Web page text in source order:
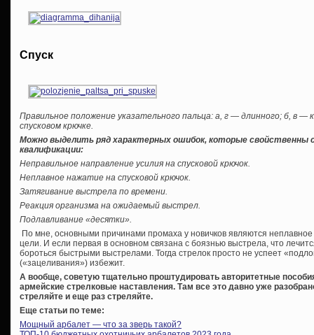
Спуск
Правильное положение указательного пальца: а, г — длинного; б, в
спусковом крючке.
Можно выделить ряд характерных ошибок, которые свойственны
квалификации:
Неправильное направление усилия на спусковой крючок.
Неплавное нажатие на спусковой крючок.
Затягивание выстрела по времени.
Реакция организма на ожидаемый выстрел.
Подлавливание «десятки».
По мне, основными причинами промаха у новичков являются
цели. И если первая в основном связана с боязнью выстрела, что
бороться быстрыми выстрелами. Тогда стрелок просто не успеет
(«зацеливания») избежит.
А вообще, советую тщательно проштудировать авторитетные
армейские стрелковые наставления. Там все это давно уже
стреляйте и еще раз стреляйте.
Еще статьи по теме:
Мощный арбалет — что за зверь такой?